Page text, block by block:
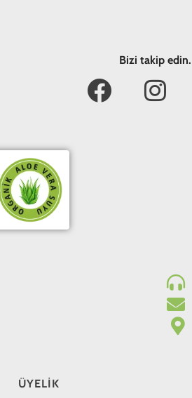
Bizi takip edin.
ÜYELIK